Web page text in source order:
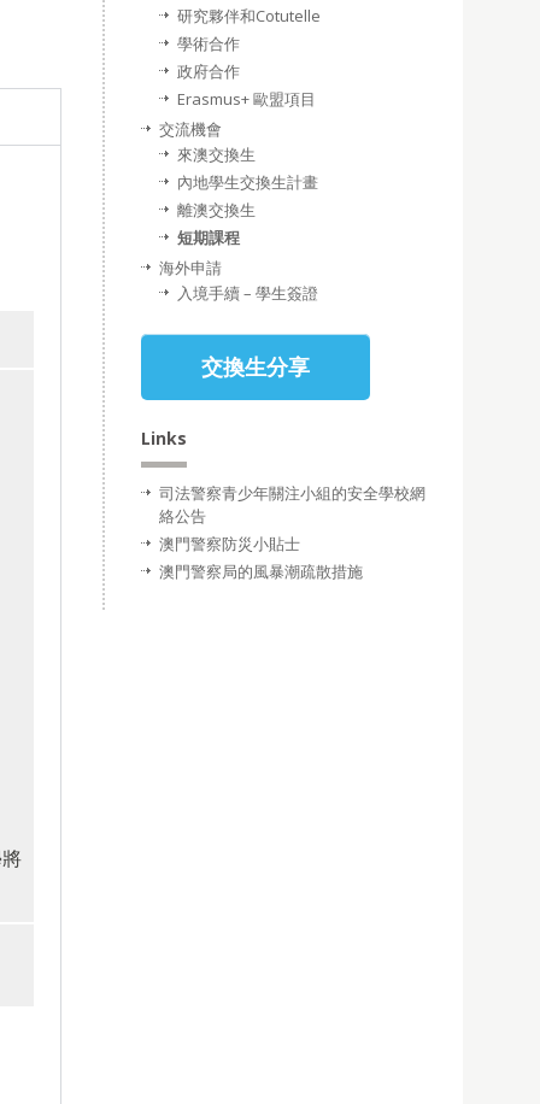
研究夥伴和Cotutelle
學術合作
政府合作
Erasmus+ 歐盟項目
交流機會
來澳交換生
內地學生交換生計畫
離澳交換生
短期課程
海外申請
入境手續 – 學生簽證
交換生分享
Links
司法警察青少年關注小組的安全學校網
絡公告
澳門警察防災小貼士
澳門警察局的風暴潮疏散措施